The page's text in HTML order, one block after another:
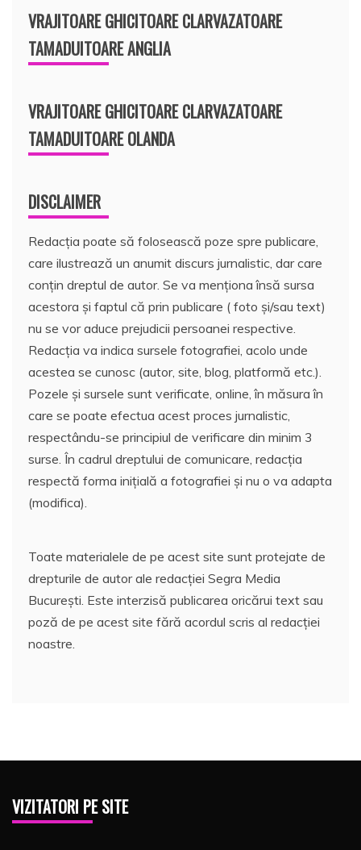
VRAJITOARE GHICITOARE CLARVAZATOARE
TAMADUITOARE ANGLIA
VRAJITOARE GHICITOARE CLARVAZATOARE
TAMADUITOARE OLANDA
DISCLAIMER
Redacția poate să folosească poze spre publicare,
care ilustrează un anumit discurs jurnalistic, dar care
conțin dreptul de autor. Se va menționa însă sursa
acestora și faptul că prin publicare ( foto și/sau text)
nu se vor aduce prejudicii persoanei respective.
Redacția va indica sursele fotografiei, acolo unde
acestea se cunosc (autor, site, blog, platformă etc.).
Pozele și sursele sunt verificate, online, în măsura în
care se poate efectua acest proces jurnalistic,
respectându-se principiul de verificare din minim 3
surse. În cadrul dreptului de comunicare, redacția
respectă forma inițială a fotografiei și nu o va adapta
(modifica).
Toate materialele de pe acest site sunt protejate de
drepturile de autor ale redacției Segra Media
București. Este interzisă publicarea oricărui text sau
poză de pe acest site fără acordul scris al redacției
noastre.
VIZITATORI PE SITE